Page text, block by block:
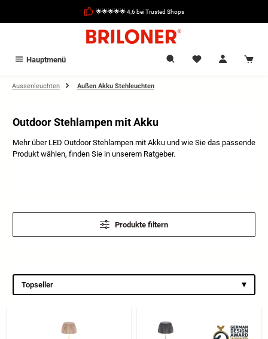
🌟🌟🌟🌟🌟 4,6 bei Trusted Shops
Hauptmenü
Aussenleuchten Außen Akku Stehleuchten
Outdoor Stehlampen mit Akku
Mehr über LED Outdoor Stehlampen mit Akku und wie Sie das passende
Produkt wählen, finden Sie in unserem Ratgeber.
Produkte filtern
Topseller ▾